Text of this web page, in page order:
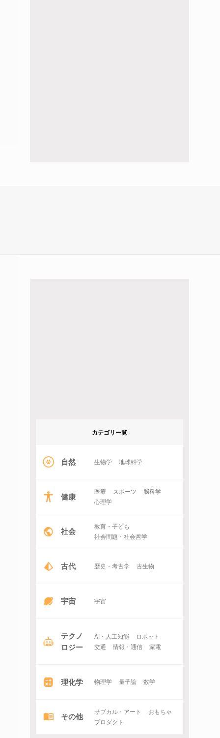
カテゴリー覧
自然 生物学 地球科学
健康 医療 スポーツ
脳科学
心理学
社会
教育・子ども
社会問題・社会哲学
古代 歴史・考古学 古生物
宇宙 宇宙
テクノ
ロジー
AI・人工知能
ロボット
交通
情報・通信 家電
理化学 物理学 量子論 数学
その他 サブカル・アート
おもちゃ
プロダクト